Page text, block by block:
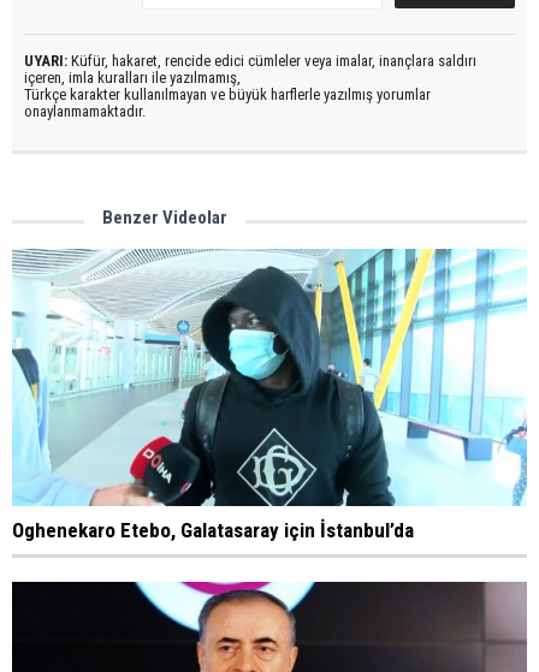
UYARI: Küfür, hakaret, rencide edici cümleler veya imalar, inançlara saldırı
içeren, imla kuralları ile yazılmamış,
Türkçe karakter kullanılmayan ve büyük harflerle yazılmış yorumlar
onaylanmamaktadır.
Benzer Videolar
Oghenekaro Etebo, Galatasaray için İstanbul’da